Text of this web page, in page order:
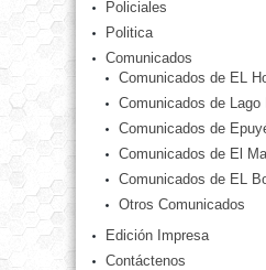
Policiales
Politica
Comunicados
Comunicados de EL
Comunicados de Lago
Comunicados de
Comunicados de El
Comunicados de EL
Otros Comunicados
Edición Impresa
Contáctenos